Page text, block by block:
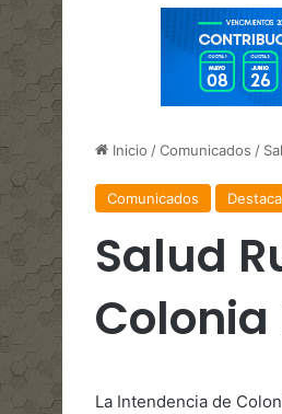
Inicio /Comunicados /
Comunicados
Salud
Colonia
La Intendencia de